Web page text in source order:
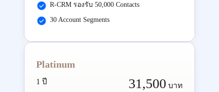
R-CRM รองรับ 50,000 Contacts
30 Account Segments
Platinum
1 ปี 31,500 บาท